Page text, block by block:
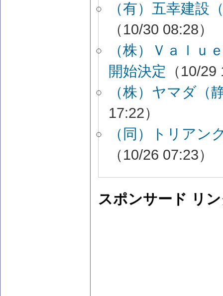
（有）五幸建設
（10/30 08:28）
（株）Ｖａｌ
開始決定 （10/
（株）ヤマダ（
17:22）
（同）トリアン
（10/26 07:23）
スポンサード リ